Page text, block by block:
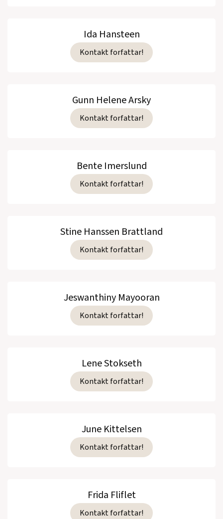
Ida Hansteen
Kontakt forfattar!
Gunn Helene Arsky
Kontakt forfattar!
Bente Imerslund
Kontakt forfattar!
Stine Hanssen Brattland
Kontakt forfattar!
Jeswanthiny Mayooran
Kontakt forfattar!
Lene Stokseth
Kontakt forfattar!
June Kittelsen
Kontakt forfattar!
Frida Fliflet
Kontakt forfattar!